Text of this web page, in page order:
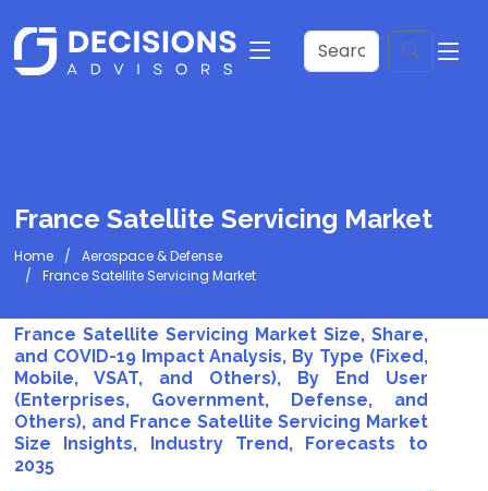
France Satellite Servicing Market
Home
Aerospace & Defense
France Satellite Servicing Market
France Satellite Servicing Market Size, Share,
and COVID-19 Impact Analysis, By Type (Fixed,
Mobile, VSAT, and Others), By End User
(Enterprises, Government, Defense, and
Others), and France Satellite Servicing Market
Size Insights, Industry Trend, Forecasts to
2035